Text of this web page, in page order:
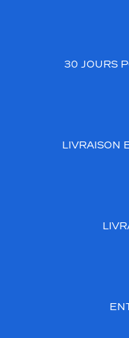
30 JOURS
LIVRAISON